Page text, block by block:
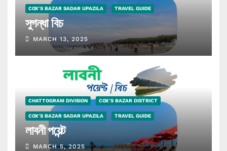
COX'S BAZAR SADAR UPAZILA TRAVEL GUIDE
সুগন্ধা বিচ
MARCH 13, 2025
CHATTOGRAM DIVISION COX'S BAZAR DISTRICT
COX'S BAZAR SADAR UPAZILA TRAVEL GUIDE
লাবনী পয়েন্ট
MARCH 5, 2025